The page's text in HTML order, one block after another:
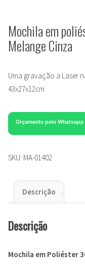
Mochila em
Melange Cinza
Uma gravação a Laser
43x27x12cm
Orçamento pelo Whatsapp
SKU: MA-01402
Descrição
Descrição
Mochila em Poliéster